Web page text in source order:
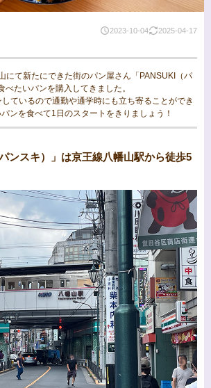
2023-10-04 2025-04-17
にて新たにできた街のパン屋さん「PANSUKI（パ
べたいパンを購入してきました。
ているので通勤や通学時にも立ち寄ることができ
ンを食べて1日のスタートをきりましょう！
ンスキ）」は京王線八幡山駅から徒歩5